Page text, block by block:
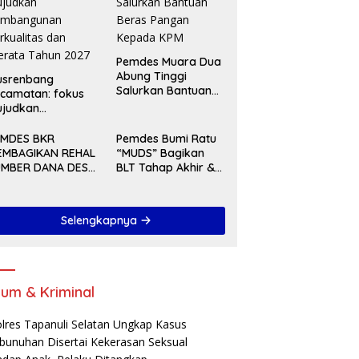
fokus
dan
Tahun 2027
Pemdes Muara Dua
Abung Tinggi
Salurkan Bantuan
BKR
REHAL
DANA DESA
Pemdes Bumi Ratu
“MUDS” Bagikan
BLT Tahap Akhir &
Tahun 2024
Selengkapnya
& Kriminal